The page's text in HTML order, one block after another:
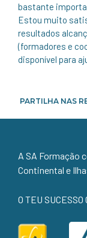
bastante
Estou muito
resultados
(formadores e
disponível para
PARTILHA NAS
A SA Formação
Continental e
O TEU SUCESSO